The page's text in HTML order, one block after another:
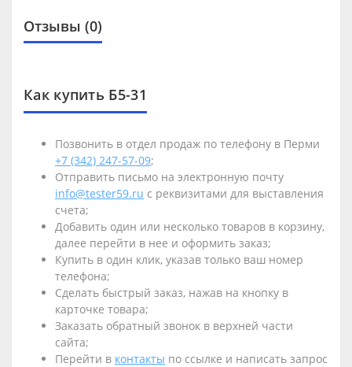
Отзывы (0)
Как купить Б5-31
Позвонить в отдел продаж по телефону в Перми
+7 (342) 247-57-09;
Отправить письмо на электронную почту
info@tester59.ru с реквизитами для выставления
счета;
Добавить один или несколько товаров в корзину,
далее перейти в нее и оформить заказ;
Купить в один клик, указав только ваш номер
телефона;
Сделать быстрый заказ, нажав на кнопку в
карточке товара;
Заказать обратный звонок в верхней части
сайта;
Перейти в контакты по ссылке и написать запрос